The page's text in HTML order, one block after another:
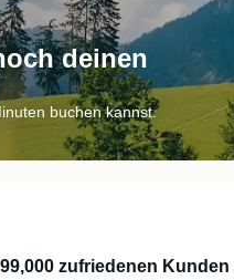
deinen
buchen kannst.
99,000 zufriedenen Kunden